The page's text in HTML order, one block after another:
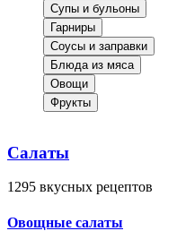
Супы и бульоны
Гарниры
Соусы и заправки
Блюда из мяса
Овощи
Фрукты
Салаты
1295 вкусных рецептов
Овощные салаты